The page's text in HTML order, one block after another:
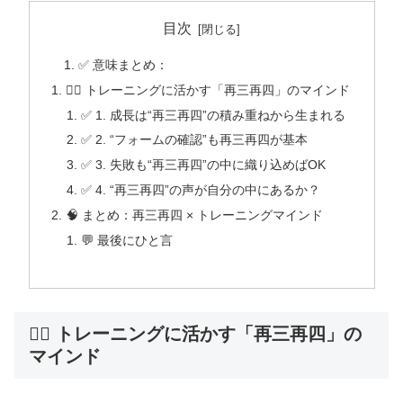
目次
✅ 意味まとめ：
🏋️‍♂️ トレーニングに活かす「再三再四」のマインド
✅ 1. 成長は“再三再四”の積み重ねから生まれる
✅ 2. “フォームの確認”も再三再四が基本
✅ 3. 失敗も“再三再四”の中に織り込めばOK
✅ 4. “再三再四”の声が自分の中にあるか？
🧠 まとめ：再三再四 × トレーニングマインド
💬 最後にひと言
🏋️‍♂️ トレーニングに活かす「再三再四」の
マインド